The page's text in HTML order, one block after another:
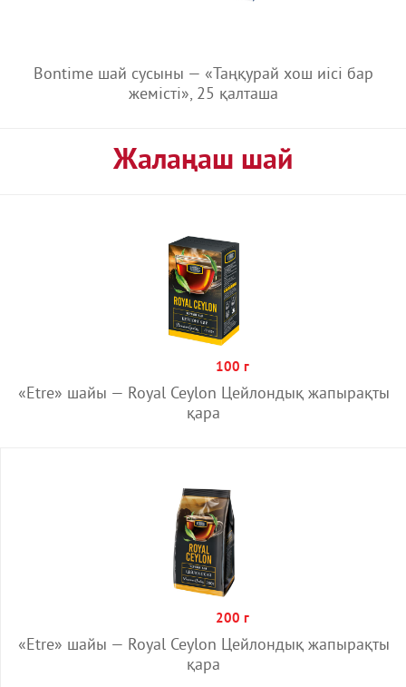
Bontime шай сусыны — «Таңқурай хош иісі бар
жемісті», 25 қалташа
Жалаңаш шай
100 г
«Etre» шайы — Royal Ceylon Цейлондық жапырақты
қара
200 г
«Etre» шайы — Royal Ceylon Цейлондық жапырақты
қара